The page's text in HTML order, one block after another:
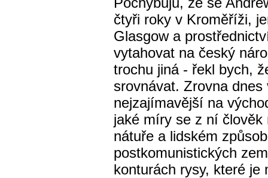
čtyři roky v Kroměříži,
Glasgow a
vytahovat na český
trochu jiná - řekl bych,
srovnávat. Zrovna
nejzajímavější na
jaké míry se z ní člověk
nátuře a lidském
postkomunistických
konturách rysy, které je